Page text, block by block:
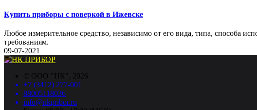
Купить приборы с поверкой в Ижевске
Любое измерительное средство, независимо от его вида, типа, способа
требованиям.
09-07-2021
© ООО "НК", 2026
+7 (3412) 277-001
88005118036
info@nkpribor.ru